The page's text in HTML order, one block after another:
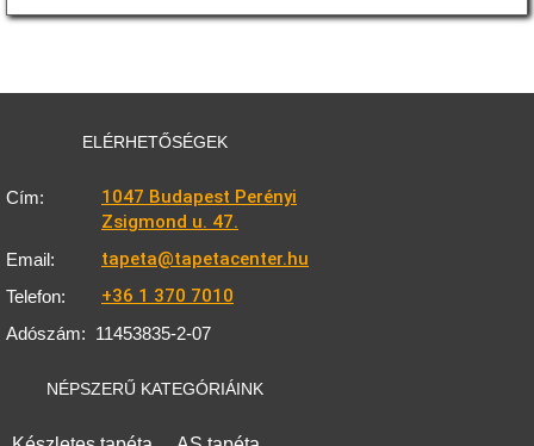
ELÉRHETŐSÉGEK
Cím:
1047 Budapest Perényi
Zsigmond u. 47.
Email: tapeta@tapetacenter.hu
Telefon: +36 1 370 7010
Adószám: 11453835-2-07
NÉPSZERŰ KATEGÓRIÁINK